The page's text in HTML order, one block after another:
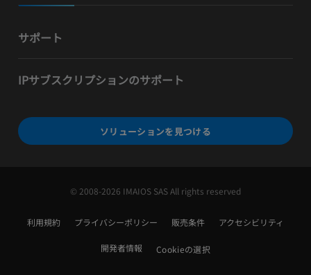
サポート
IPサブスクリプションのサポート
ソリューションを見つける
© 2008-2026 IMAIOS SAS All rights reserved
利用規約 プライバシーポリシー 販売条件 アクセシビリティ
開発者情報 Cookieの選択